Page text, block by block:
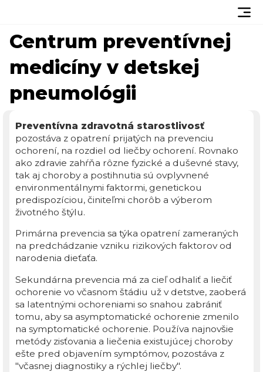
Centrum preventívnej
medicíny v detskej
pneumológii
Preventívna zdravotná starostlivosť
pozostáva z opatrení prijatých na prevenciu
ochorení, na rozdiel od liečby ochorení. Rovnako
ako zdravie zahŕňa rôzne fyzické a duševné stavy,
tak aj choroby a postihnutia sú ovplyvnené
environmentálnymi faktormi, genetickou
predispozíciou, činiteľmi chorôb a výberom
životného štýlu.
Primárna prevencia sa týka opatrení zameraných
na predchádzanie vzniku rizikových faktorov od
narodenia dieťaťa.
Sekundárna prevencia má za cieľ odhaliť a liečiť
ochorenie vo včasnom štádiu už v detstve, zaoberá
sa latentnými ochoreniami so snahou zabrániť
tomu, aby sa asymptomatické ochorenie zmenilo
na symptomatické ochorenie. Používa najnovšie
metódy zisťovania a liečenia existujúcej choroby
ešte pred objavením symptómov, pozostáva z
"včasnej diagnostiky a rýchlej liečby".